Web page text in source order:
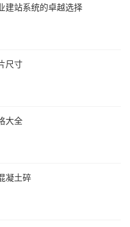
建站系统的卓越选择
尺寸
大全
凝土碎